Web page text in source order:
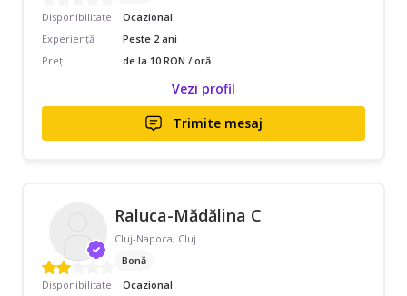
Disponibilitate
Ocazional
Experiență
Peste 2 ani
Preț
de la 10 RON / oră
Vezi profil
Trimite mesaj
Raluca-Mădălina C
Cluj-Napoca, Cluj
Bonă
Disponibilitate
Ocazional